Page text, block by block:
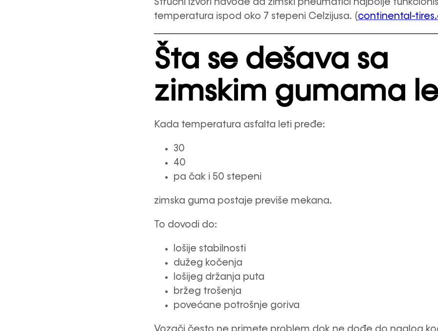
temperatura ispod oko 7 stepeni Celzijusa. (continental-
Šta se dešava sa
zimskim gumama
Kada temperatura asfalta leti pređe:
30
40
pa čak i 50 stepeni
zimska guma postaje previše mekana.
To dovodi do:
lošije stabilnosti
dužeg kočenja
lošijeg držanja puta
bržeg trošenja
povećane potrošnje goriva